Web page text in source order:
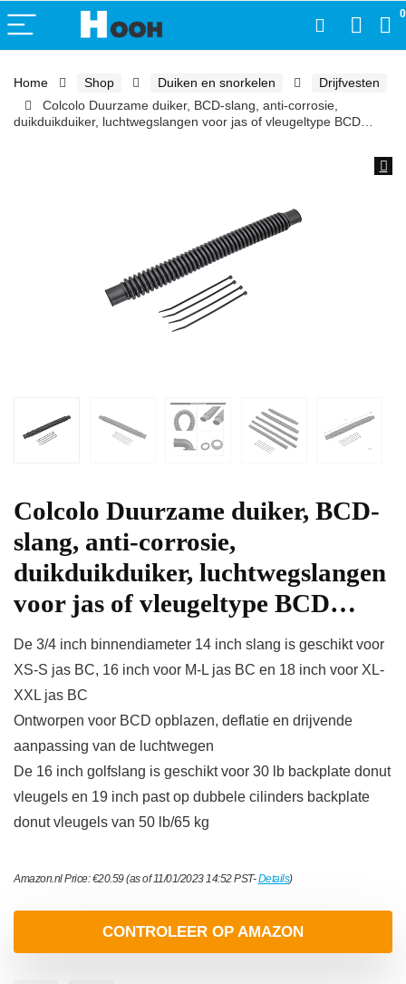
0
Home Shop Duiken en snorkelen
Drijfvesten
Colcolo Duurzame duiker, BCD-slang, anti-corrosie,
duikduikduiker, luchtwegslangen voor jas of vleugeltype BCD…
Colcolo Duurzame duiker, BCD-
slang, anti-corrosie,
duikduikduiker, luchtwegslangen
voor jas of vleugeltype BCD…
De 3/4 inch binnendiameter 14 inch slang is geschikt voor
XS-S jas BC, 16 inch voor M-L jas BC en 18 inch voor XL-
XXL jas BC
Ontworpen voor BCD opblazen, deflatie en drijvende
aanpassing van de luchtwegen
De 16 inch golfslang is geschikt voor 30 lb backplate donut
vleugels en 19 inch past op dubbele cilinders backplate
donut vleugels van 50 lb/65 kg
Amazon.nl Price:€20.59(as of 11/01/2023 14:52 PST-Details)
CONTROLEER OP AMAZON